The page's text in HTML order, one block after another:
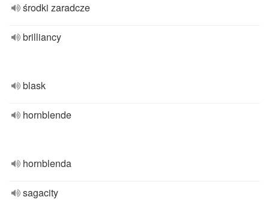
środki zaradcze
brilliancy
blask
hornblende
hornblenda
sagacity